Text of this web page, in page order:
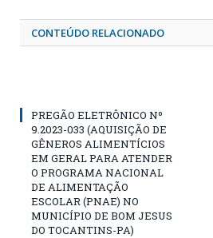
CONTEÚDO RELACIONADO
PREGÃO ELETRÔNICO Nº
9.2023-033 (AQUISIÇÃO DE
GÊNEROS ALIMENTÍCIOS
EM GERAL PARA ATENDER
O PROGRAMA NACIONAL
DE ALIMENTAÇÃO
ESCOLAR (PNAE) NO
MUNICÍPIO DE BOM JESUS
DO TOCANTINS-PA)